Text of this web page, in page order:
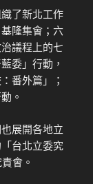
了新北工作
隆集會；六
議程上的七
委」行動，
番外篇」；
。
展開各地立
台北立委究
會。